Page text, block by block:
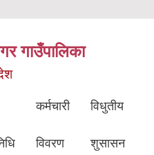
गाउँपालिका
कर्मचारी
विवरण
विधुतीय
शुसासन